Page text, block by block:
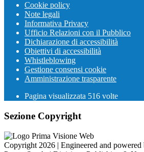
Cookie policy
Note legali
Informativa Privacy
Ufficio Relazioni con il Pubblico
Dichiarazione di accessibilità
Obiettivi di accessibilità
Whistleblowing
Gestione consensi cookie
Amministrazione trasparente
Pagina visualizzata 516 volte
Sezione Copyright
Copyright 2026 | Engineered and